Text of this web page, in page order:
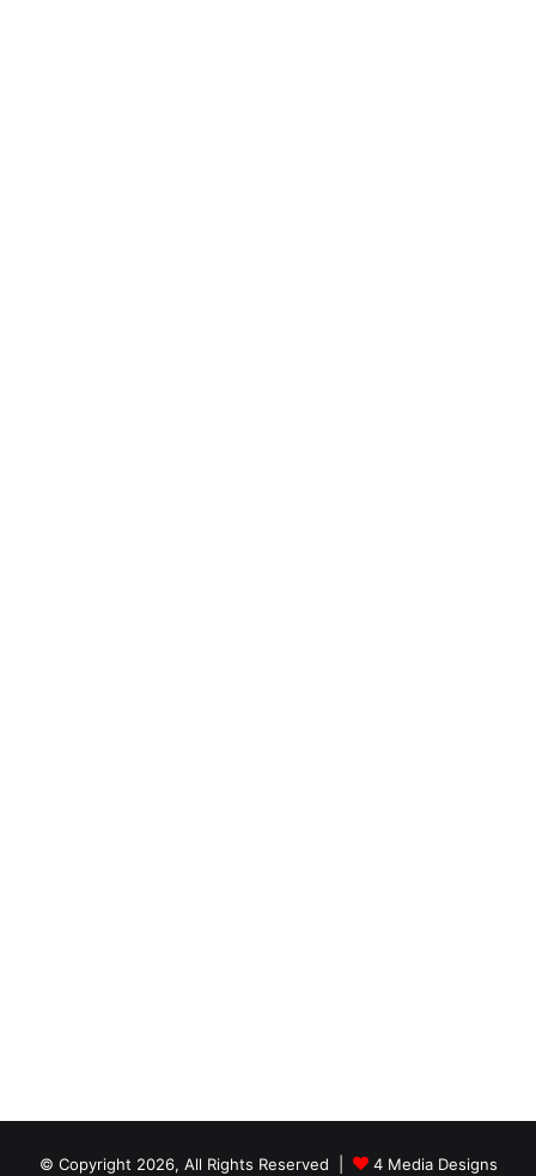
© Copyright 2026, All Rights Reserved | 4 Media Designs